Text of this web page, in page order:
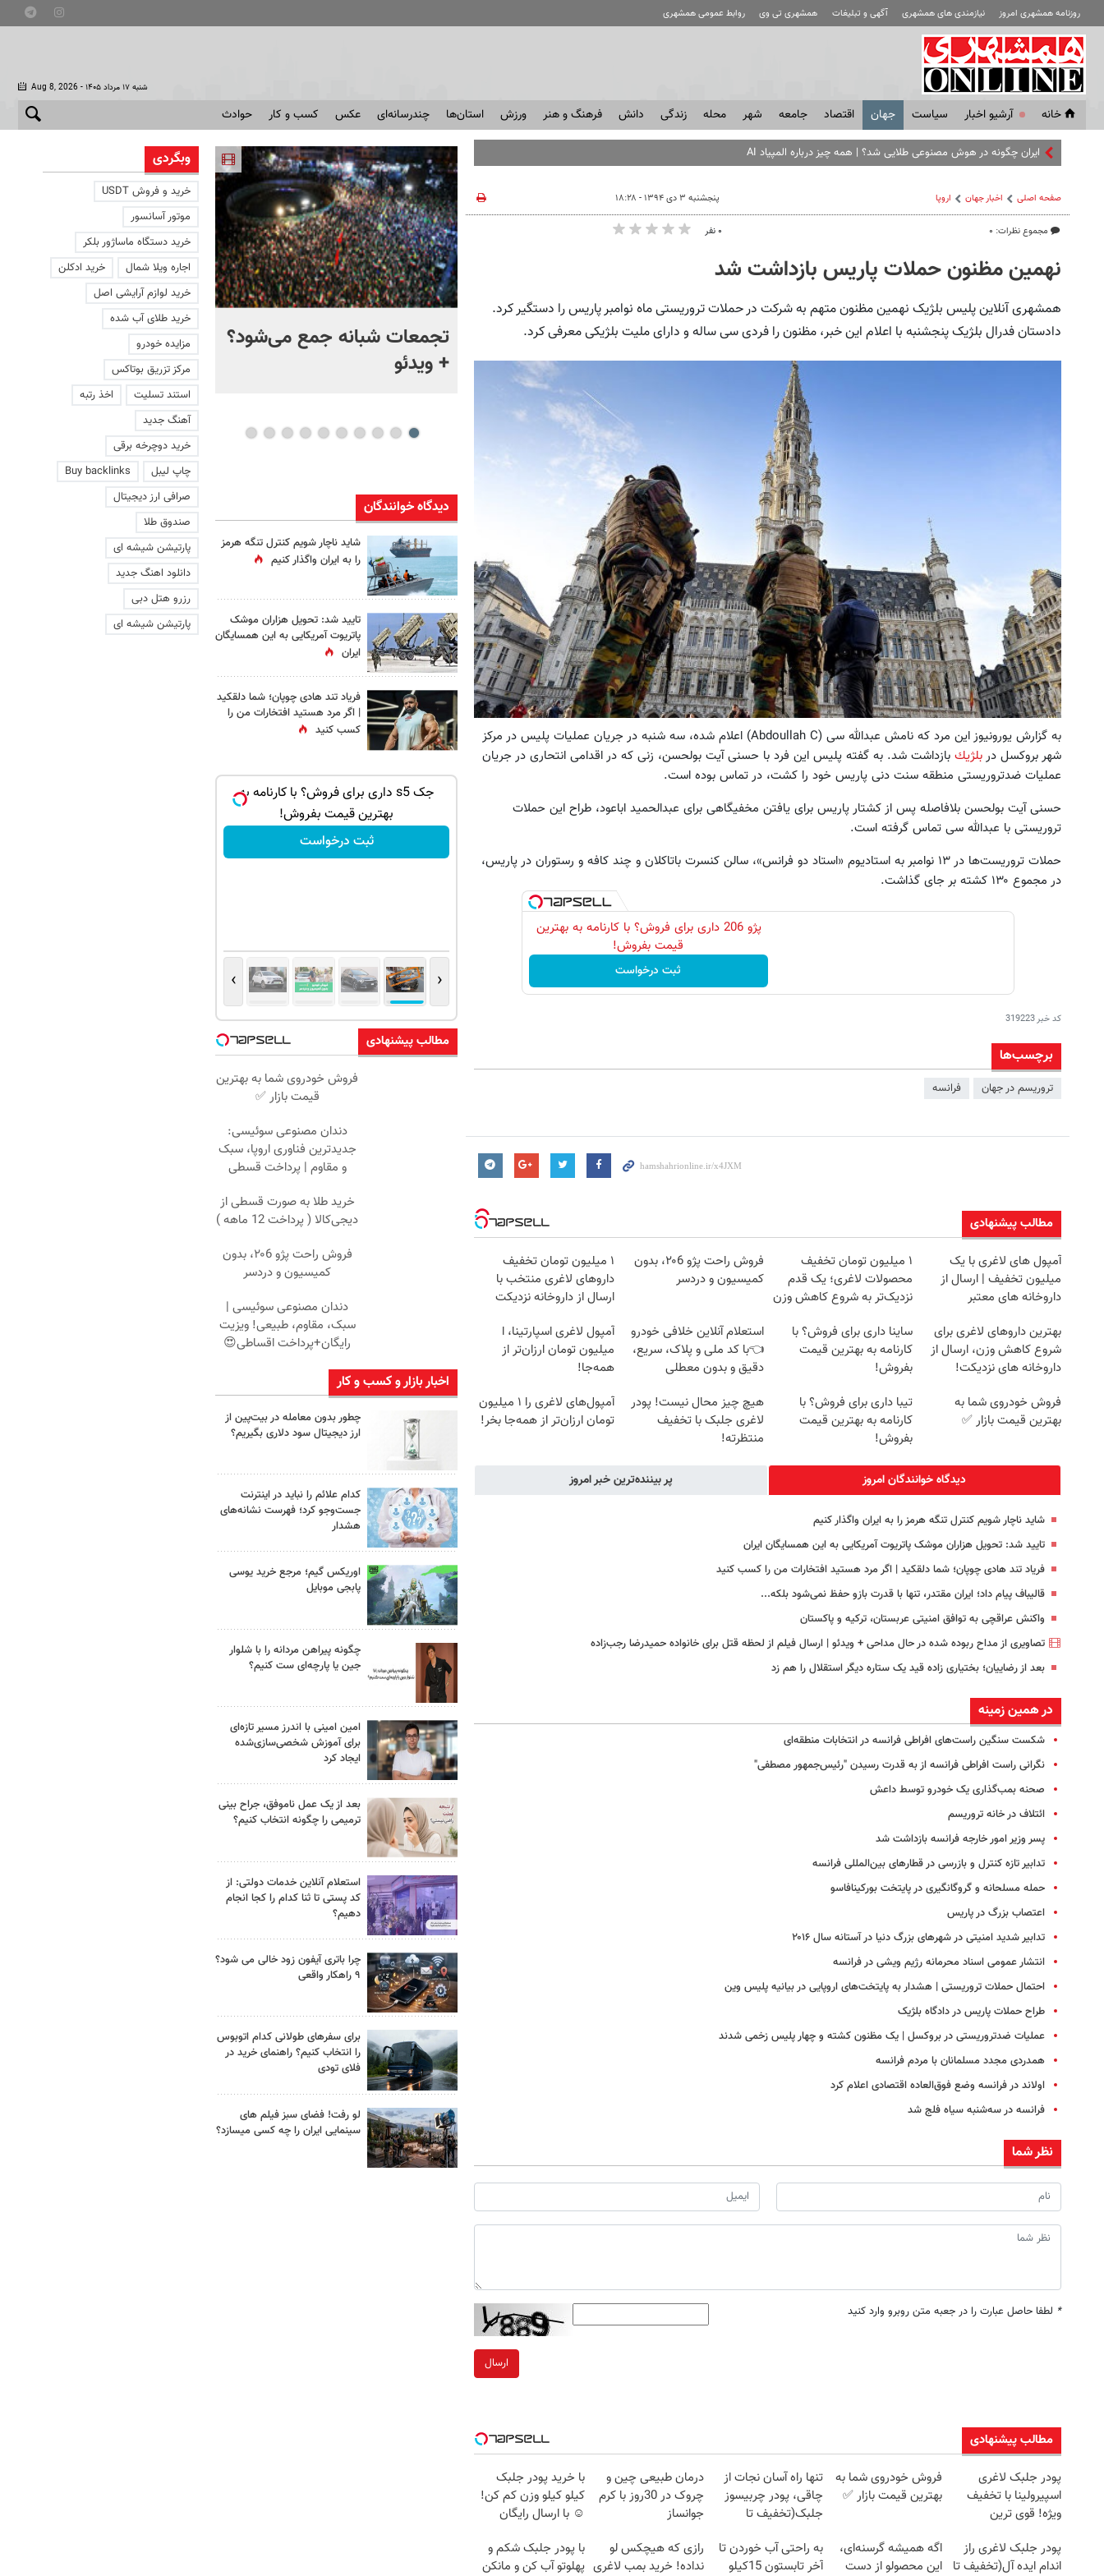
روزنامه همشهری امروز نیازمندی های همشهری آگهی و تبلیغات همشهری تی وی روابط عمومی همشهری
Aug 8, 2026 - شنبه ۱۷ مرداد ۱۴۰۵
خانه آرشیو اخبار سياست جهان اقتصاد جامعه شهر محله زندگی دانش فرهنگ و هنر ورزش استان‌ها چندرسانه‌ای عکس کسب و کار حوادث
ایران چگونه در هوش مصنوعی طلایی شد؟ | همه چیز درباره المپیاد AI
صفحه اصلی اخبار جهان اروپا
مجموع نظرات: ۰
پنجشنبه ۳ دی ۱۳۹۴ - ۱۸:۲۸
۰ نفر
نهمین مظنون حملات پاریس بازداشت شد
همشهری آنلاین پلیس بلژیک نهمین مظنون متهم به شرکت در حملات تروریستی ماه نوامبر پاریس را دستگیر کرد.
دادستان فدرال بلژیک پنجشنبه با اعلام این خبر، مظنون را فردی سی ساله و دارای ملیت بلژیکی معرفی کرد.
به گزارش يورونيوز این مرد که نامش عبدالله سی (Abdoullah C) اعلام شده، سه شنبه در جریان عملیات پلیس در مرکز
شهر بروکسل در بلژيك بازداشت شد. به گفته پلیس این فرد با حسنی آیت بولحسن، زنی که در اقدامی انتحاری در جریان
عملیات ضدتروریستی منطقه سنت دنی پاریس خود را کشت، در تماس بوده است.
حسنی آیت بولحسن بلافاصله پس از کشتار پاریس برای یافتن مخفیگاهی برای عبدالحمید اباعود، طراح این حملات
تروریستی با عبدالله سی تماس گرفته است.
حملات تروریست‌ها در ۱۳ نوامبر به استادیوم «استاد دو فرانس»، سالن کنسرت باتاکلان و چند کافه و رستوران در پاریس،
در مجموع ۱۳۰ کشته بر جای گذاشت.
پژو 206 داری برای فروش؟ با کارنامه به بهترین
قیمت بفروش!
ثبت درخواست
کد خبر319223
برچسب‌ها
تروریسم در جهان فرانسه
مطالب پیشنهادی
آمپول های لاغری با یک
میلیون تخفیف | ارسال از
داروخانه های معتبر
۱ میلیون تومان تخفیف
محصولات لاغری؛ یک قدم
نزدیک‌تر به شروع کاهش وزن
فروش راحت پژو ۲۰6، بدون
کمیسیون و دردسر
۱ میلیون تومان تخفیف
داروهای لاغری منتخب با
ارسال از داروخانه نزدیکت
بهترین داروهای لاغری برای
شروع کاهش وزن، ارسال از
داروخانه های نزدیکت!
ساینا داری برای فروش؟ با
کارنامه به بهترین قیمت
بفروش!
استعلام آنلاین خلافی خودرو
👈با کد ملی و پلاک، سریع،
دقیق و بدون معطلی
آمپول لاغری اسپارتینا، ا
میلیون تومان ارزان‌تر از
همه‌جا!
فروش خودروی شما به
بهترین قیمت بازار ✅
تیبا داری برای فروش؟ با
کارنامه به بهترین قیمت
بفروش!
هیچ چیز محال نیست! پودر
لاغری جلبک با تخفیف
منتظرته!
آمپول‌های لاغری را ۱ میلیون
تومان ارزان‌تر از همه‌جا بخر!
دیدگاه خوانندگان امروز پر بیننده‌ترین خبر امروز
شاید ناچار شویم کنترل تنگه هرمز را به ایران واگذار کنیم
تایید شد: تحویل هزاران موشک پاتریوت آمریکایی به این همسایگان ایران
فریاد تند هادی چوپان؛‌ شما دلقکید | اگر مرد هستید افتخارات من را کسب کنید
قالیباف پیام داد؛ ایران مقتدر، تنها با قدرت بازو حفظ نمی‌شود بلکه...
واکنش عراقچی به توافق امنیتی عربستان، ترکیه و پاکستان
تصاویری از مداح ربوده شده در حال مداحی + ویدئو | ارسال فیلم از لحظه قتل برای خانواده‌ حمیدرضا رجب‌زاده
بعد از رضاییان؛ بختیاری زاده قید یک ستاره دیگر استقلال را هم زد
در همین زمینه
شکست سنگین راست‌های افراطی فرانسه در انتخابات منطقه‌ای
نگرانی راست افراطی فرانسه از به قدرت رسیدن "رئیس‌جمهور مصطفی"
صحنه بمب‌گذاری یک خودرو توسط داعش
ائتلاف در خانه تروریسم
پسر وزیر امور خارجه فرانسه بازداشت شد
تدابیر تازه کنترل و بازرسی در قطارهای بین‌المللی فرانسه
حمله مسلحانه و گروگانگیری در پایتخت بورکینافاسو
اعتصاب بزرگ در پاریس
تدابیر شدید امنیتی در شهرهای بزرگ دنیا در آستانه سال ۲۰۱۶
انتشار عمومی اسناد محرمانه رژیم ویشی در فرانسه
احتمال حملات تروریستی | هشدار به پایتخت‌های اروپایی در بیانیه پلیس وین
طراح حملات پاریس در دادگاه بلژیک
عملیات ضدتروریستی در بروکسل | یک مظنون کشته و چهار پلیس زخمی شدند
همدردی مجدد مسلمانان با مردم فرانسه
اولاند در فرانسه وضع فوق‌العاده اقتصادی اعلام کرد
فرانسه در سه‌شنبه سیاه فلج شد
نظر شما
* لطفا حاصل عبارت را در جعبه متن روبرو وارد کنید
ارسال
مطالب پیشنهادی
پودر جلبک لاغری
اسپیرولینا با تخفیف
ویژه! قوی ترین
فروش خودروی شما به
بهترین قیمت بازار ✅
تنها راه آسان نجات از
چاقی، پودر چربیسوز
جلبک(تخفیف تا
درمان طبیعی چین و
چروک در 30روز با کرم
جوانساز
با خرید پودر جلبک
کیلو کیلو وزن کم کن!
☺ با ارسال رایگان
پودر جلبک لاغری راز
اندام ایده آل(تخفیف تا
اگه همیشه گرسنه‌ای،
این محصولو از دست
به راحتی آب خوردن تا
آخر تابستون 15کیلو
رازی که هیچکس لو
نداده! خرید بمب لاغری
با پودر جلبک شکم و
پهلوتو آب کن و مانکن
به ترامپ هشدار دادند که
هرچه سریعتر از ایران خارج
تجمعات شبانه جمع می‌شود؟
+ ویدئو
مسئولان دولت واقعا با
تجمعات شبانه مخالف
ویدئو
دیدگاه خوانندگان
شاید ناچار شویم کنترل تنگه هرمز
را به ایران واگذار کنیم
تایید شد: تحویل هزاران موشک
پاتریوت آمریکایی به این همسایگان
ایران
فریاد تند هادی چوپان؛‌ شما دلقکید
| اگر مرد هستید افتخارات من را
کسب کنید
خواهد شد
درخواست فروش
درخواست فروش)
آنلاین ✔
جک s5 داری برای فروش؟ با کارنامه به
بهترین قیمت بفروش!
ثبت درخواست
‹
›
مطالب پیشنهادی
فروش خودروی شما به بهترین
قیمت بازار ✅
دندان مصنوعی سوئیسی:
جدیدترین فناوری اروپا، سبک
و مقاوم | پرداخت قسطی
خرید طلا به صورت قسطی از
دیجی‌کالا ( پرداخت 12 ماهه )
فروش راحت پژو ۲۰6، بدون
کمیسیون و دردسر
دندان مصنوعی سوئیسی |
سبک، مقاوم، طبیعی! ویزیت
رایگان+پرداخت اقساطی😍
اخبار بازار و کسب و کار
چطور بدون معامله در بیت‌پین از
ارز دیجیتال سود دلاری بگیریم؟
کدام علائم را نباید در اینترنت
جست‌وجو کرد؛ فهرست نشانه‌های
هشدار
اوریکس گیم؛ مرجع خرید یوسی
پابجی موبایل
چگونه پیراهن مردانه را با شلوار
جین یا پارچه‌ای ست کنیم؟
امین امینی با اندرز مسیر تازه‌ای
برای آموزش شخصی‌سازی‌شده
ایجاد کرد
بعد از یک عمل ناموفق، جراح بینی
ترمیمی را چگونه انتخاب کنیم؟
استعلام آنلاین خدمات دولتی: از
کد پستی تا ثنا کدام را کجا انجام
دهیم؟
چرا باتری آیفون زود خالی می شود؟
۹ راهکار واقعی
برای سفرهای طولانی کدام اتوبوس
را انتخاب کنیم؟ راهنمای خرید در
فلای تودی
لو رفت! فضای سبز فیلم های
سینمایی ایران را چه کسی میسازد؟
وبگردی
خرید و فروش USDT
موتور آسانسور
خرید دستگاه ماساژور بلکر
اجاره ویلا شمال
خرید ادکلن
خرید لوازم آرایشی اصل
خرید طلای آب شده
مزایده خودرو
مرکز تزریق بوتاکس
استند تسلیت
اخذ رتبه
آهنگ جدید
خرید دوچرخه برقی
چاپ لیبل
Buy backlinks
صرافی ارز دیجیتال
صندوق طلا
پارتیشن شیشه ای
دانلود اهنگ جدید
رزرو هتل دبی
پارتیشن شیشه ای